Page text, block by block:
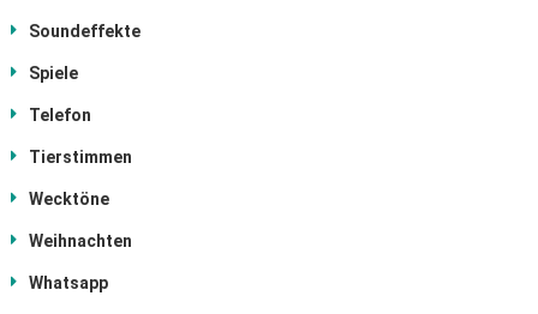
Soundeffekte
Spiele
Telefon
Tierstimmen
Wecktöne
Weihnachten
Whatsapp